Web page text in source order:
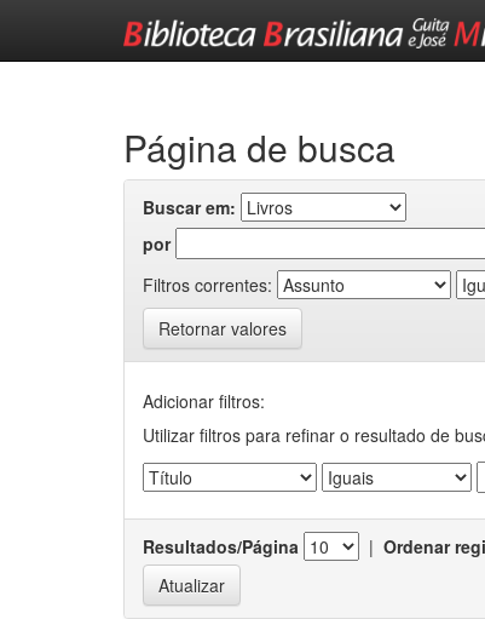
Página de busca
Buscar em:
por
Filtros correntes:
Retornar valores
Adicionar filtros:
Utilizar filtros para refinar o resultado de
Resultados/Página | Ordenar